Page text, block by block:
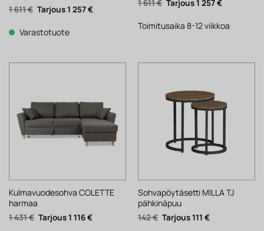
1 611€ Alkuperäinen
hinta
1
611 €.
1 257€Nykyinen
Varastotuote
1 611€ Alkuperäinen
hinta
1
611 €.
1 257€Nykyinen
1
257 €.
Toimitusaika 8-12 viikkoa
Kulmavuodesohva COLETTE
harmaa
1 431€ Alkuperäinen
hinta
1 116€Nykyinen
Sohvapöytäsetti MILLA TJ
pähkinäpuu
142€ Alkuperäinen
hinta
111 €Nykyinen